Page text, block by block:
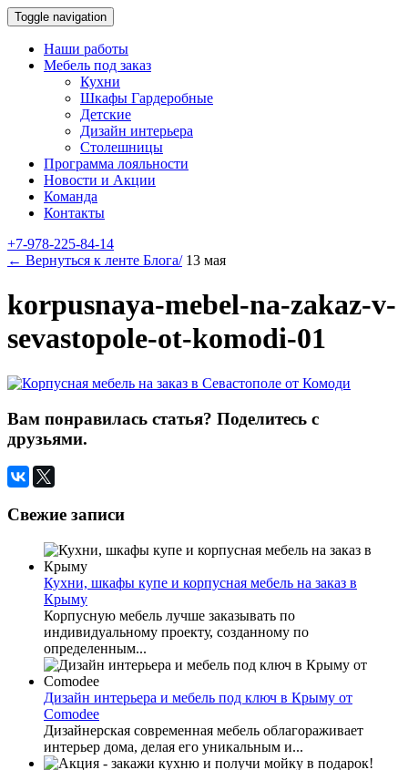
Toggle navigation
Наши работы
Мебель под заказ
Кухни
Шкафы Гардеробные
Детские
Дизайн интерьера
Столешницы
Программа лояльности
Новости и Акции
Команда
Контакты
+7-978-225-84-14
← Вернуться к ленте Блога/ 13 мая
korpusnaya-mebel-na-zakaz-v-
sevastopole-ot-komodi-01
Вам понравилась статья? Поделитесь с
друзьями.
Свежие записи
Кухни, шкафы купе и корпусная мебель на заказ в
Крыму
Корпусную мебель лучше заказывать по
индивидуальному проекту, созданному по
определенным...
Дизайн интерьера и мебель под ключ в Крыму от
Comodee
Дизайнерская современная мебель облагораживает
интерьер дома, делая его уникальным и...